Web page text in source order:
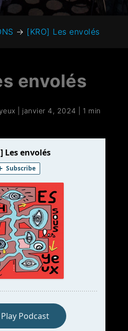
→ [KRO] Les envolés
envolés
janvier 4, 2024
1 min